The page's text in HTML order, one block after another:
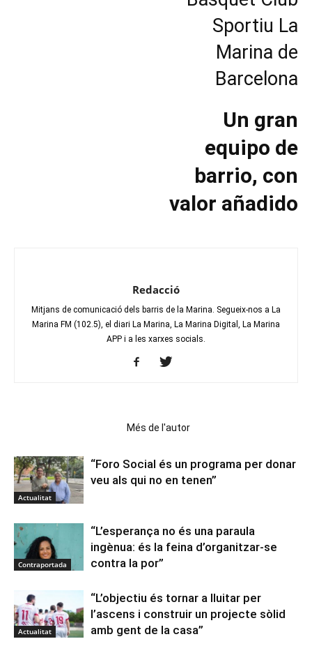
Sportiu La
Marina de
Barcelona
Un gran
equipo de
barrio, con
valor añadido
Redacció
Mitjans de comunicació dels barris de la Marina. Segueix-nos a La
Marina FM (102.5), el diari La Marina, La Marina Digital, La Marina
APP i a les xarxes socials.
Més de l'autor
Actualitat
“Foro Social és un programa per donar
veu als qui no en tenen”
Contraportada
“L’esperança no és una paraula
ingènua: és la feina d’organitzar-se
contra la por”
Actualitat
“L’objectiu és tornar a lluitar per
l’ascens i construir un projecte sòlid
amb gent de la casa”